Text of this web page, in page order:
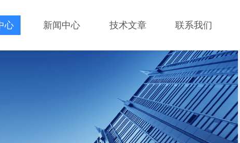
心 新闻中心 技术文章 联系我们